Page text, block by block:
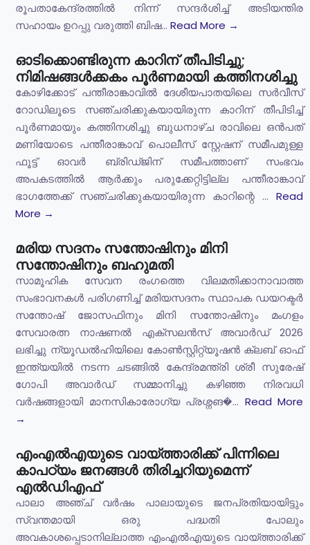
രൂപതാകേന്ദ്രത്തിൽ നിന്ന് സന്ദർശിച്ച് അടിയന്തിര
സഹായം ഉറപ്പു വരുത്തി ബിഷ... Read More →
ഓടിക്കൊണ്ടിരുന്ന കാറിന് തീപിടിച്ചു;
നിമിഷങ്ങൾക്കകം പൂർണമായി കത്തിനശിച്ചു
കോഴിക്കോട് പന്തീരാങ്കാവിൽ ദേശീയപാതയിലെ സർവീസ്
റോഡിലൂടെ സഞ്ചരിക്കുകയായിരുന്ന കാറിന് തീപിടിച്ച്
പൂർണമായും കത്തിനശിച്ചു ബുധനാഴ്ച രാവിലെ ഒൻപത്
മണിയോടെ പന്തീരാങ്കാവ് പൊലീസ് സ്റ്റേഷന് സമീപമുള്ള
ഫൂട്ട് ഓവർ ബ്രിഡ്ജിന് സമീപത്താണ് സംഭവം
അപകടത്തിൽ ആർക്കും പരുക്കേറ്റിട്ടില്ല പന്തീരാങ്കാവ്
ഭാഗത്തേക്ക് സഞ്ചരിക്കുകയായിരുന്ന കാറിന്റെ ... Read
More →
മരിയ സദനം സന്തോഷിനും മിനി
സന്തോഷിനും ബഹുമതി
സാമൂഹിക സേവന രംഗത്തെ വിലമതിക്കാനാവാത്ത
സംഭാവനകൾ പരിഗണിച്ച് മരിയസദനം സ്ഥാപക ഡയറക്ടർ
സന്തോഷ് ജോസഫിനും മിനി സന്തോഷിനും മംഗളം
സേവാരത്ന നാഷണൽ എക്സലൻസ് അവാർഡ് 2026
ലഭിച്ചു ന്യൂഡൽഹിയിലെ കോൺസ്റ്റിറ്റ്യൂഷൻ ക്ലബ് ഓഫ്
ഇന്ത്യയിൽ നടന്ന ചടങ്ങിൽ കേന്ദ്രമന്ത്രി ശ്രീ സുരേഷ്
ഗോപി അവാർഡ് സമ്മാനിച്ചു കഴിഞ്ഞ നിരവധി
വർഷങ്ങളായി മാനസികാരോഗ്യ പ്രശ്നങ�... Read More
→
എംഎൽഎയുടെ വായ്ത്താരിക്ക് പിന്നിലെ
കാപഠ്യം ജനങ്ങൾ തിരിച്ചറിയുമെന്ന്
എൽഡിഎഫ്
പാലാ അഞ്ച് വർഷം പാലായുടെ ജനപ്രതിയായിട്ടും
സ്വന്തമായി ഒരു പദ്ധതി പോലും
അവകാശപ്പെടാനില്ലാത്ത എംഎൽഎയുടെ വായ്ത്താരിക്ക്